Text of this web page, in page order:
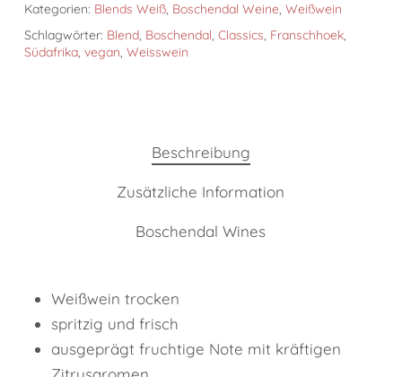
Kategorien: Blends Weiß, Boschendal Weine, Weißwein
Schlagwörter: Blend, Boschendal, Classics, Franschhoek,
Südafrika, vegan, Weisswein
Beschreibung
Zusätzliche Information
Boschendal Wines
Weißwein trocken
spritzig und frisch
ausgeprägt fruchtige Note mit kräftigen